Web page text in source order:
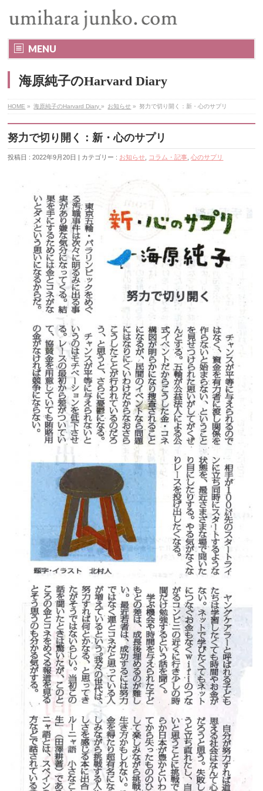
MENU
海原純子のHarvard Diary
HOME » 海原純子のHarvard Diary» お知らせ » 努力で切り開く：新・心のサプリ
努力で切り開く：新・心のサプリ
投稿日 : 2022年9月20日 | カテゴリー : お知らせ コラム・記事 ,心のサプリ